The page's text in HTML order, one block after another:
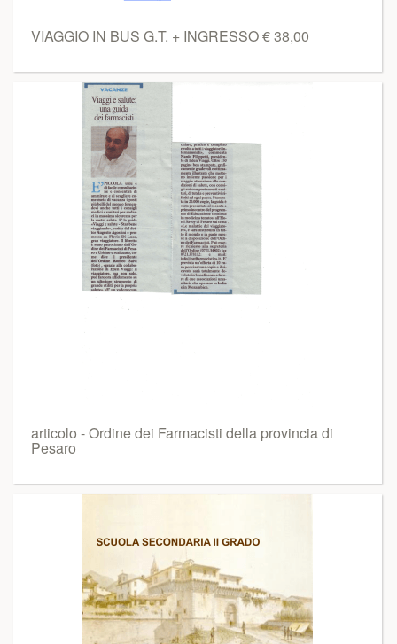
VIAGGIO IN BUS G.T. + INGRESSO € 38,00
articolo - Ordine dei Farmacisti della provincia di
Pesaro